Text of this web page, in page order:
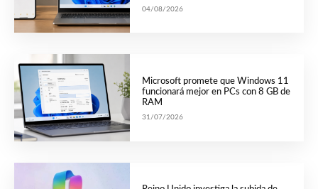
04/08/2026
Microsoft promete que Windows 11
funcionará mejor en PCs con 8 GB de
RAM
31/07/2026